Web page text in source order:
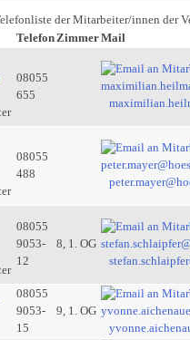
der Mitarbeiter/innen der
Telefon ZimmerMail
08055
655
08055
488
08055
9053-
12
8, 1. OG
08055
9053-
15
9, 1. OG